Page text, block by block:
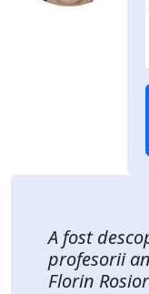
A fost
profesorii
Florin